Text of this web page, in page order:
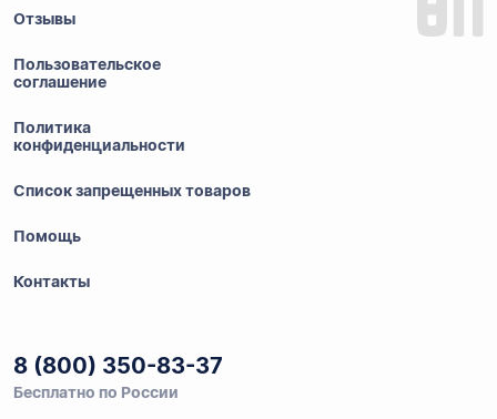
Отзывы
Пользовательское
соглашение
Политика
конфиденциальности
Список запрещенных товаров
Помощь
Контакты
8 (800) 350-83-37
Бесплатно по России